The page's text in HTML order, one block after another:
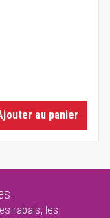
au panier
rabais, les